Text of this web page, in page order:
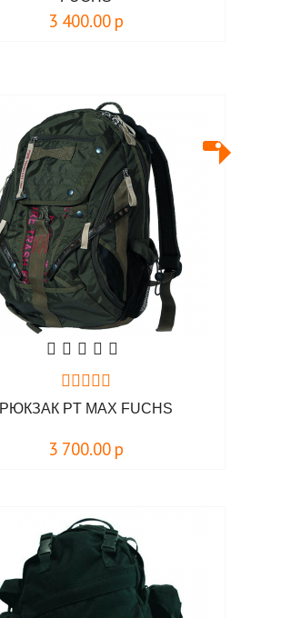
3 400.00 р
РЮКЗАК PT MAX FUCHS
3 700.00 р